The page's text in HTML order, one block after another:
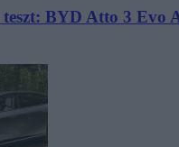
BYD Atto 3 Evo